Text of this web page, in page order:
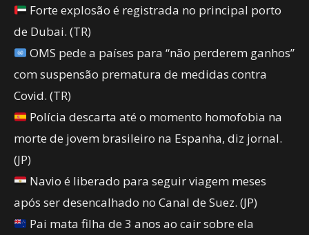
Forte explosão é registrada no principal porto
de Dubai. (TR)
OMS pede a países para “não perderem ganhos”
com suspensão prematura de medidas contra
Covid. (TR)
Polícia descarta até o momento homofobia na
morte de jovem brasileiro na Espanha, diz jornal.
(JP)
Navio é liberado para seguir viagem meses
após ser desencalhado no Canal de Suez. (JP)
Pai mata filha de 3 anos ao cair sobre ela